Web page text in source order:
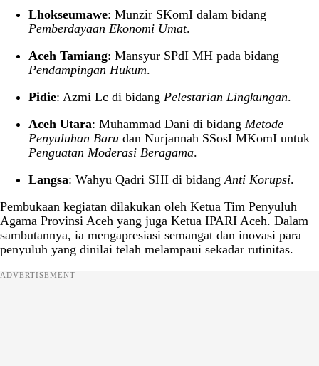
Lhokseumawe: Munzir SKomI dalam bidang
Pemberdayaan Ekonomi Umat.
Aceh Tamiang: Mansyur SPdI MH pada bidang
Pendampingan Hukum.
Pidie: Azmi Lc di bidang Pelestarian Lingkungan.
Aceh Utara: Muhammad Dani di bidang Metode
Penyuluhan Baru dan Nurjannah SSosI MKomI untuk
Penguatan Moderasi Beragama.
Langsa: Wahyu Qadri SHI di bidangAnti Korupsi.
Pembukaan kegiatan dilakukan oleh Ketua Tim Penyuluh
Agama Provinsi Aceh yang juga Ketua IPARI Aceh. Dalam
sambutannya, ia mengapresiasi semangat dan inovasi para
penyuluh yang dinilai telah melampaui sekadar rutinitas.
ADVERTISEMENT